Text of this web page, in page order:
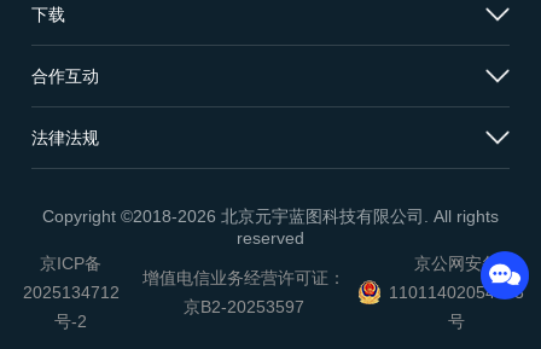
下载
合作互动
法律法规
Copyright ©2018-2026 北京元宇蓝图科技有限公司. All rights
reserved
京ICP备
2025134712
号-2
增值电信业务经营许可证：
京B2-20253597
京公网安备
11011402054503
号